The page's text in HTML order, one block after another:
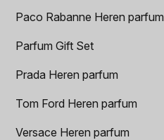
Paco Rabanne Heren parfum
Parfum Gift Set
Prada Heren parfum
Tom Ford Heren parfum
Versace Heren parfum